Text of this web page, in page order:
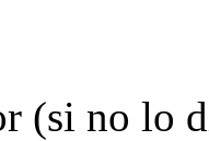
(si no lo